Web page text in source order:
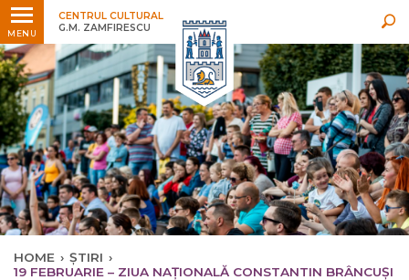
MENU
CENTRUL CULTURAL
G.M. ZAMFIRESCU
Ultimele
HOME › ȘTIRI ›
19 FEBRUARIE – ZIUA NAȚIONALĂ CONSTANTIN BRÂNCUȘI